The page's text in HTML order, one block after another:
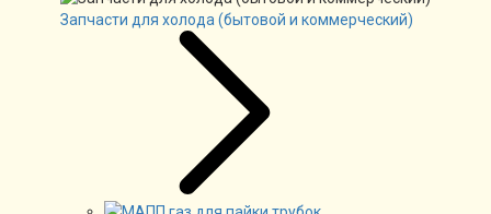
Запчасти для холода (бытовой и коммерческий)